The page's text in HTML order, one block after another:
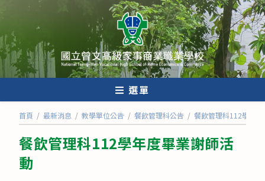
轉
至
主
要
內
選單
首頁 / 最新消息 / 教學單位公告 / 餐飲管理科公告 / 餐飲管理科112學年
餐飲管理科112學年度畢業謝師活
動